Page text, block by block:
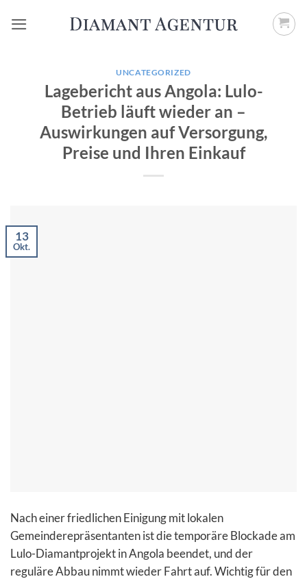
Inhalt
UNCATEGORIZED
Lagebericht aus Angola: Lulo-
Betrieb läuft wieder an –
Auswirkungen auf Versorgung,
Preise und Ihren Einkauf
13
Okt.
Nach einer friedlichen Einigung mit lokalen
Gemeinderepräsentanten ist die temporäre Blockade am
Lulo-Diamantprojekt in Angola beendet, und der
reguläre Abbau nimmt wieder Fahrt auf. Wichtig für den